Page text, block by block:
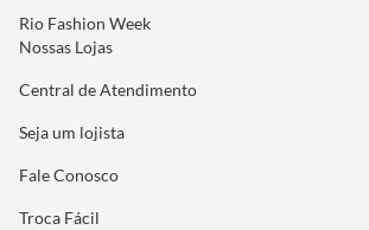
Rio Fashion Week
Nossas Lojas
Central de Atendimento
Seja um lojista
Fale Conosco
Troca Fácil